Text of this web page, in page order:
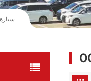
زيكر 001 EV سيارة